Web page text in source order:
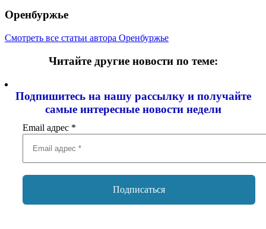
Оренбуржье
Смотреть все статьи автора Оренбуржье
Читайте другие новости по теме:
Подпишитесь на нашу рассылку и получайте
самые интересные новости недели
Email адрес *